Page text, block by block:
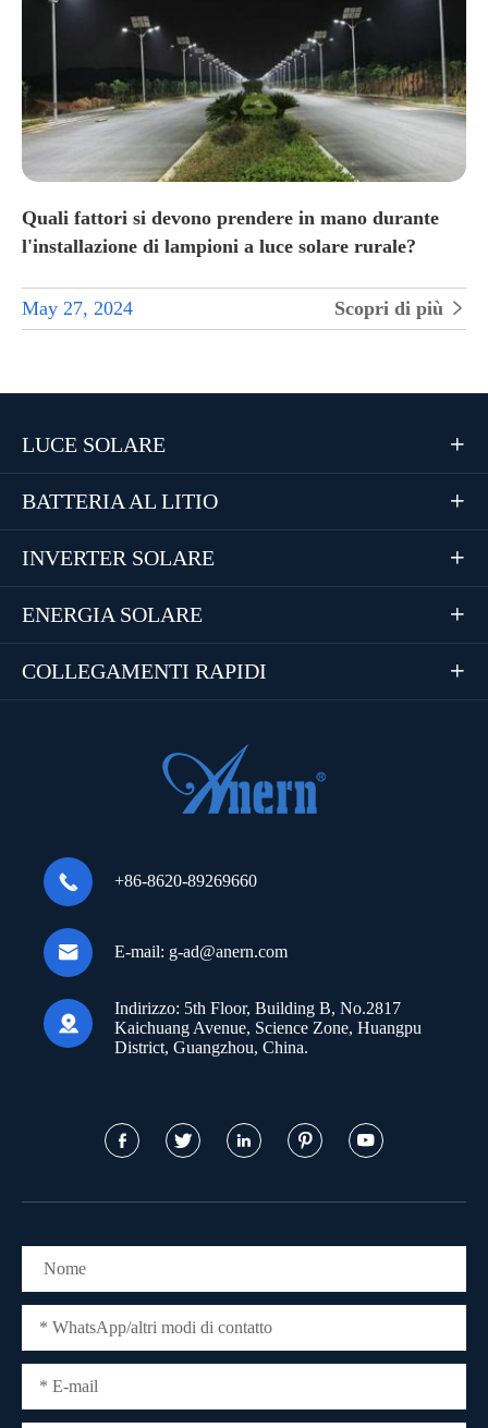
Quali fattori si devono prendere in mano durante
l'installazione di lampioni a luce solare rurale?
May 27, 2024 Scopri di più 
LUCE SOLARE 
BATTERIA AL LITIO 
INVERTER SOLARE 
ENERGIA SOLARE 
COLLEGAMENTI RAPIDI 
 +86-8620-89269660
 E-mail: g-ad@anern.com

Indirizzo: 5th Floor, Building B, No.2817
Kaichuang Avenue, Science Zone, Huangpu
District, Guangzhou, China.
    